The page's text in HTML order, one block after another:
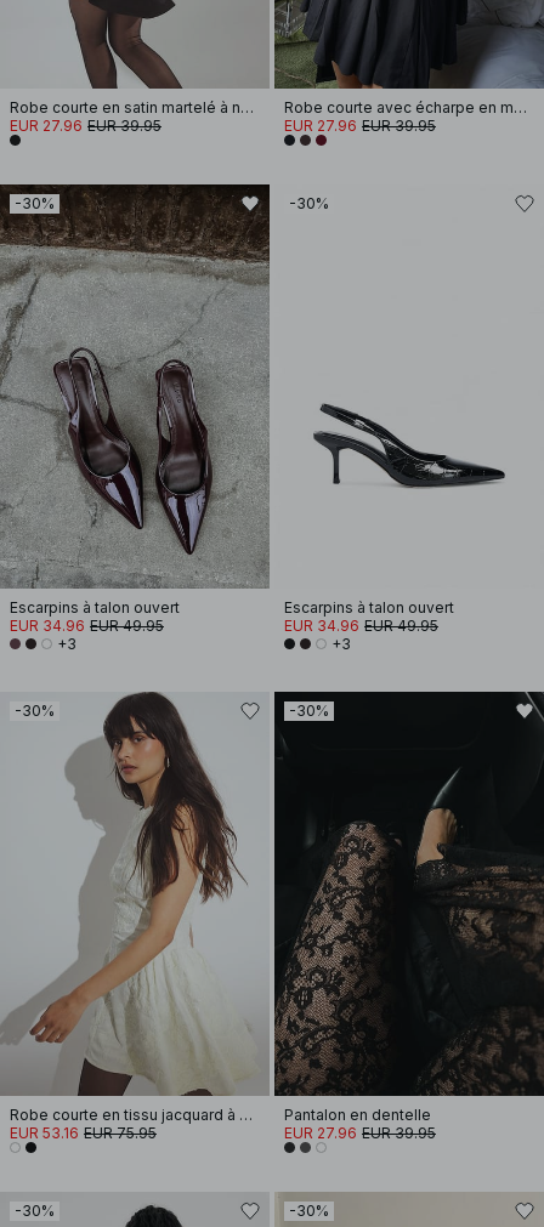
Robe courte en satin martelé à nouer au dos
EUR 27.96 EUR 39.95
Robe courte avec écharpe en mousseline
EUR 27.96 EUR 39.95
-30%
Escarpins à talon ouvert
EUR 34.96 EUR 49.95
+3
-30%
Escarpins à talon ouvert
EUR 34.96 EUR 49.95
+3
-30%
Robe courte en tissu jacquard à paillettes et fronces sur les hanches
EUR 53.16 EUR 75.95
-30%
Pantalon en dentelle
EUR 27.96 EUR 39.95
-30% -30%